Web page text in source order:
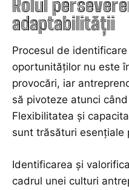
Rolul
adaptabilității
Procesul de
oportunităților nu este
provocări, iar
să pivoteze atunci
Flexibilitatea și
sunt trăsături esențiale
Identificarea și
cadrul unei culturi